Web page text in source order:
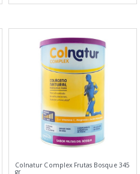
Colnatur Complex Frutas Bosque 345
gr